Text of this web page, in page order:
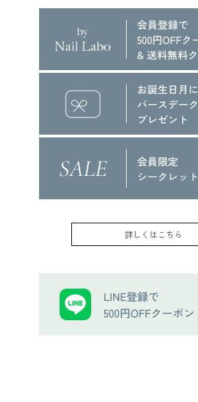
詳しくはこちら